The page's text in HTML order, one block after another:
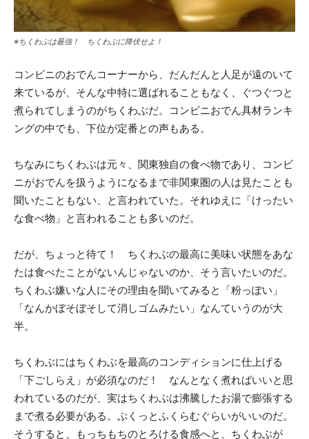
※ちくわぶは最強！ ちくわぶに降伏せよ！
コンビニのおでんコーナーから、だんだんと人足が遠のいて
来ているが、そんな中特に選ばれることもなく、ぐつぐつと
煮られてしまうのがちくわぶだ。コンビニおでん具材ランキ
ングの中でも、下位が定番との声もある。
ちなみにちくわぶは元々、関東独自の食べ物であり、コンビ
ニがおでんを扱うようになるまで非関東圏の人は見たことも
聞いたこともない、と言われていた。それゆえに「けったい
な食べ物」と言われることも多いのだ。
だが、ちょっと待て！ ちくわぶの最高に美味い状態をあな
たは食べたことがないんじゃないのか、そう言いたいのだ。
ちくわぶ嫌いな人にその理由を聞いてみると「粉っぽい」
「なんかぼそぼそして消しゴムみたい」なんていうのが大
半。
ちくわぶにはちくわぶを最高のコンディションに仕上げる
「下ごしらえ」が必須なのだ！ なんとなく煮ればいいと思
われているのだが、実はちくわぶは沸騰したお湯で膨張する
まで煮る必要がある。ぷくっとふくらむぐらいがいいのだ。
そうすると、もっちもちのとろける食感へと、ちくわぶが